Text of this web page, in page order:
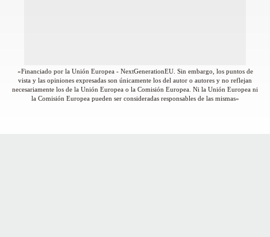
«Financiado por la Unión Europea - NextGenerationEU. Sin embargo, los puntos de
vista y las opiniones expresadas son únicamente los del autor o autores y no reflejan
necesariamente los de la Unión Europea o la Comisión Europea. Ni la Unión Europea ni
la Comisión Europea pueden ser consideradas responsables de las mismas»